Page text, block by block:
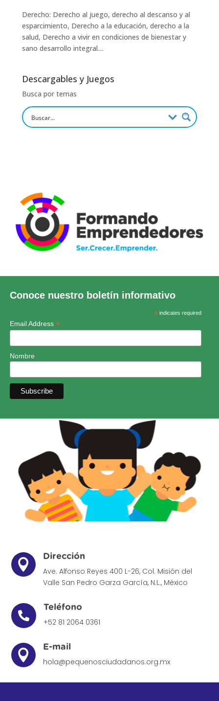
Derecho: Derecho al juego, derecho al descanso y al
esparcimiento, Derecho a la educación, derecho a la
salud, Derecho a vivir en condiciones de bienestar y
sano desarrollo integral....
Descargables y Juegos
Busca por temas
Conoce nuestro boletín informativo
*indicates required
Email Address *
Nombre

Dirección
Ave. Alfonso Reyes 400 L-26, Col. Misión del
Valle San Pedro Garza García, N.L., México

Teléfono
+52 81 2064 0361

E-mail
hola@pequenosciudadanos.org.mx